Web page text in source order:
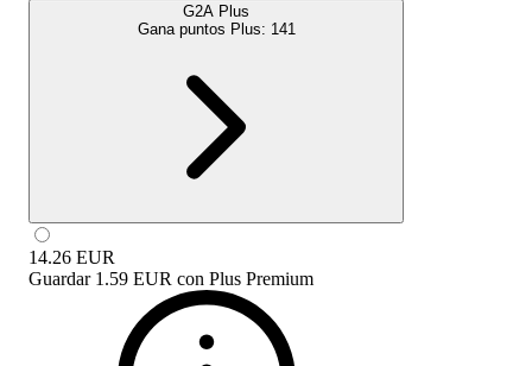
G2A Plus
Gana puntos Plus: 141
14.26 EUR
Guardar 1.59 EUR con Plus Premium